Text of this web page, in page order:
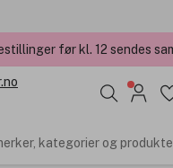
før kl. 12 sendes
kategorier og